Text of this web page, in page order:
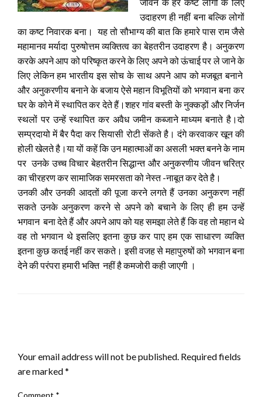
उदाहरण ही नहीं बना बल्कि लोगों
का कष्ट निवारक बना। यह तो सौभाग्य की बात कि हमारे पास राम जैसे
महामानव मर्यादा पुरुषोत्तम व्यक्तित्व का बेहतरीन उदाहरण है। अनुकरण
करके अपने आप को परिष्कृत करने के लिए अपने को ऊंचाई पर ले जाने के
लिए लेकिन हम भारतीय इस सोच के साथ अपने आप को मजबूत बनाने
और अनुकरणीय बनाने के बजाय ऐसे महान विभूतियों को भगवान बना कर
घर के कोने में स्थापित कर देते हैं।शहर गांव बस्ती के नुक्कड़ों और निर्जन
स्थलों पर उन्हें स्थापित कर अवैध जमीन कब्जाने माध्यम बनाते है।दो
सम्प्रदायो में बैर पैदा कर सियासी रोटी सेंकते है। दंगे करवाकर खून की
होली खेलते है।या यों कहें कि उन महात्माओं का असली भक्त बनने के नाम
पर उनके उच्च विचार बेहतरीन सिद्धान्त और अनुकरणीय जीवन चरित्र
का चीरहरण कर सामाजिक समरसता को नेस्त -नाबूत कर देते है।
उनकी और उनकी आदतों की पूजा करने लगते हैं उनका अनुकरण नहीं
सकते उनके अनुकरण करने से अपने को बचाने के लिए ही हम उन्हें
भगवान बना देते हैं और अपने आप को यह समझा लेते हैं कि वह तो महान थे
वह तो भगवान थे इसलिए इतना कुछ कर पाए हम एक साधारण व्यक्ति
इतना कुछ कतई नहीं कर सकते। इसी वजह से महापुरुषों को भगवान बना
देने की परंपरा हमारी भक्ति नहीं है कमजोरी कही जाएगी ।
Your email address will not be published. Required fields
are marked*
Comment *